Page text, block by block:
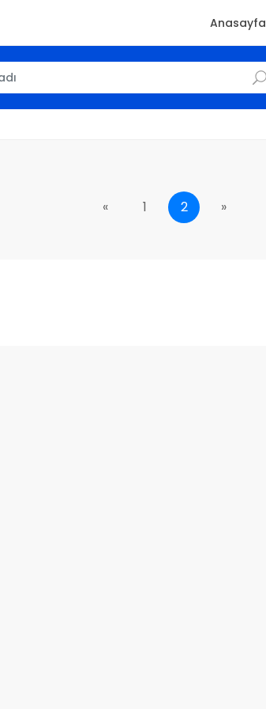
Anasayfa
« 1 2 »